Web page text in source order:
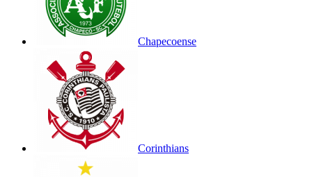
Chapecoense
Corinthians